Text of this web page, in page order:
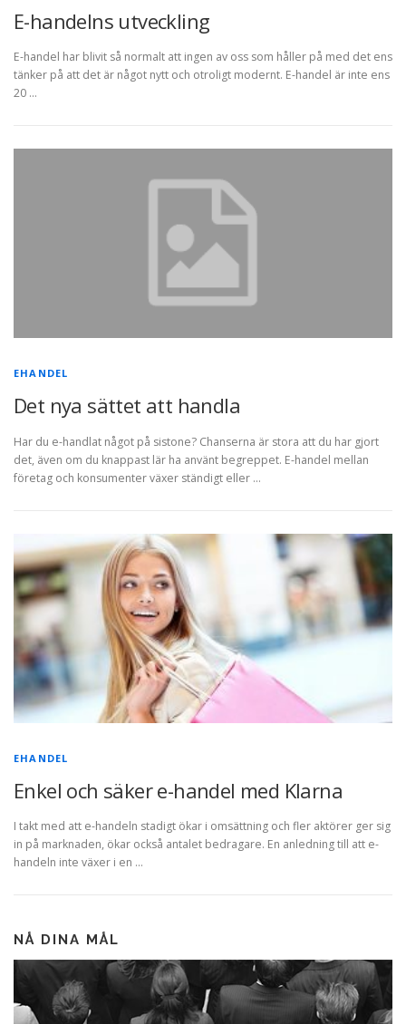
E-handelns utveckling
E-handel har blivit så normalt att ingen av oss som håller på med det ens
tänker på att det är något nytt och otroligt modernt. E-handel är inte ens
20 …
EHANDEL
Det nya sättet att handla
Har du e-handlat något på sistone? Chanserna är stora att du har gjort
det, även om du knappast lär ha använt begreppet. E-handel mellan
företag och konsumenter växer ständigt eller …
EHANDEL
Enkel och säker e-handel med Klarna
I takt med att e-handeln stadigt ökar i omsättning och fler aktörer ger sig
in på marknaden, ökar också antalet bedragare. En anledning till att e-
handeln inte växer i en …
NÅ DINA MÅL